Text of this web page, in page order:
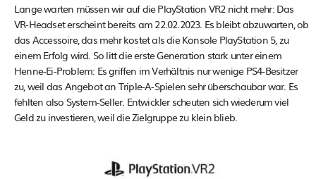
Lange warten müssen wir auf die PlayStation VR2 nicht mehr: Das
VR-Headset erscheint bereits am 22.02.2023. Es bleibt abzuwarten, ob
das Accessoire, das mehr kostet als die Konsole PlayStation 5, zu
einem Erfolg wird. So litt die erste Generation stark unter einem
Henne-Ei-Problem: Es griffen im Verhältnis nur wenige PS4-Besitzer
zu, weil das Angebot an Triple-A-Spielen sehr überschaubar war. Es
fehlten also System-Seller. Entwickler scheuten sich wiederum viel
Geld zu investieren, weil die Zielgruppe zu klein blieb.